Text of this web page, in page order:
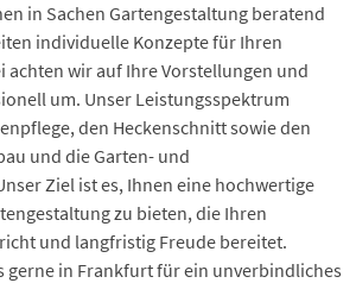
in Sachen Gartengestaltung beratend
individuelle Konzepte für Ihren
achten wir auf Ihre Vorstellungen und
um. Unser Leistungsspektrum
den Heckenschnitt sowie den
und die Garten- und
Ziel ist es, Ihnen eine hochwertige
zu bieten, die Ihren
und langfristig Freude bereitet.
gerne in Frankfurt für ein unverbindliches